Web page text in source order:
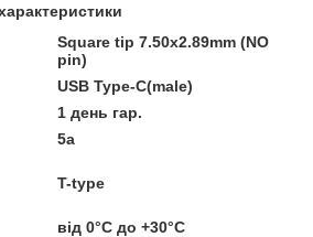
Square tip 7.50x2.89mm (NO
pin)
USB Type-C(male)
1 день гар.
5a
T-type
від 0°C до +30°C